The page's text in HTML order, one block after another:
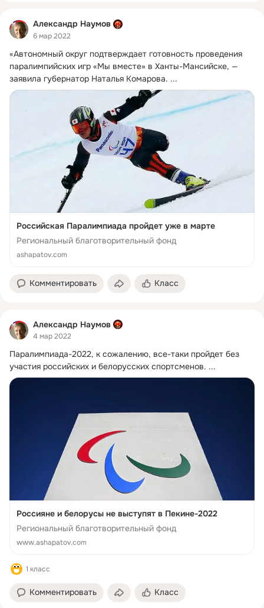
Александр Наумов
6 мар 2022
«Автономный округ подтверждает готовность проведения
паралимпийских игр «Мы вместе» в Ханты-Мансийске, —
заявила губернатор Наталья Комарова. ...
Российская Паралимпиада пройдет уже в марте
Региональный благотворительный фонд
ashapatov.com
Комментировать Класс
Александр Наумов
4 мар 2022
Паралимпиада-2022, к сожалению, все-таки пройдет без
участия российских и белорусских спортсменов. ...
Россияне и белорусы не выступят в Пекине-2022
Региональный благотворительный фонд
www.ashapatov.com
1 класс
Комментировать Класс